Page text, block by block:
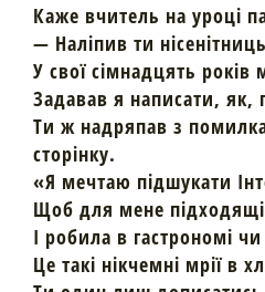
Каже вчитель на уроці
— Наліпив ти
У свої сімнадцять
Задавав я написати,
Ти ж надряпав з
сторінку.
«Я мечтаю підшукати
Щоб для мене
І робила в гастрономі
Це такі нікчемні мрії в